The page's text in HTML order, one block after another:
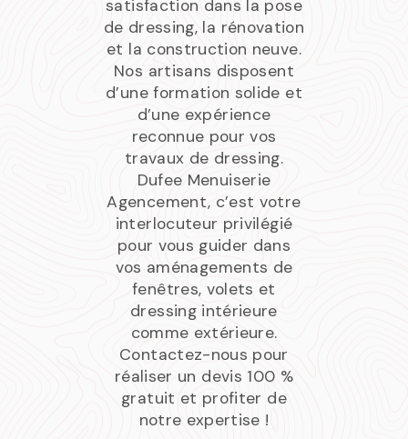
satisfaction dans la pose
de dressing, la rénovation
et la construction neuve.
Nos artisans disposent
d’une formation solide et
d’une expérience
reconnue pour vos
travaux de dressing.
Dufee Menuiserie
Agencement, c’est votre
interlocuteur privilégié
pour vous guider dans
vos aménagements de
fenêtres, volets et
dressing intérieure
comme extérieure.
Contactez-nous pour
réaliser un devis 100 %
gratuit et profiter de
notre expertise !